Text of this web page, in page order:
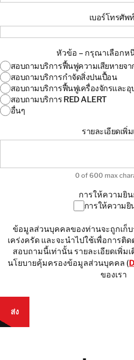
เบอร์โทรศัพท์
หัวข้อ – กรุณาเลือกห
สอบถามบริการฟื้นฟูความเสียหายจ
สอบถามบริการกำจัดสิ่งปนเปื้อน
สอบถามบริการฟื้นฟูเครื่องจักรและ
สอบถามบริการ RED ALERT
อื่นๆ
รายละเอียดเพิ่ม
0 of 600 max
ยินยอม*
การให้ความยิ
การให้ความยิ
ข้อมูลส่วนบุคคลของท่านจะถูกเก็
เคร่งครัด และจะนำไปใช้เพื่อการติ
สอบถามนี้เท่านั้น รายละเอียดเพิ่ม
นโยบายคุ้มครองข้อมูลส่วนบุคคล (
ของเรา